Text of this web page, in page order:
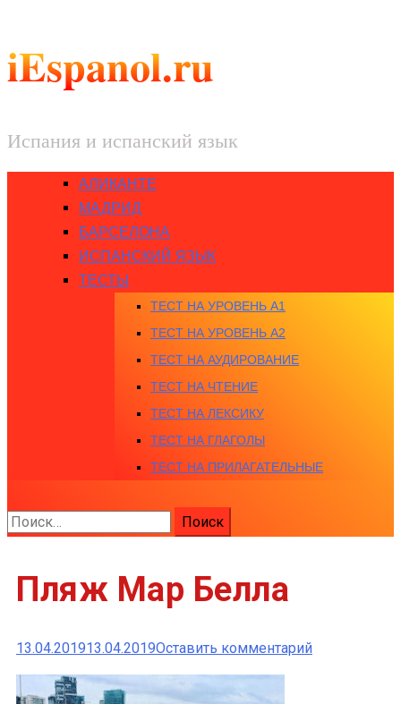
iEspanol.ru
Испания и испанский язык
АЛИКАНТЕ
МАДРИД
БАРСЕЛОНА
ИСПАНСКИЙ ЯЗЫК
ТЕСТЫ
ТЕСТ НА УРОВЕНЬ A1
ТЕСТ НА УРОВЕНЬ A2
ТЕСТ НА АУДИРОВАНИЕ
ТЕСТ НА ЧТЕНИЕ
ТЕСТ НА ЛЕКСИКУ
ТЕСТ НА ГЛАГОЛЫ
ТЕСТ НА ПРИЛАГАТЕЛЬНЫЕ
Найти:
Пляж Мар Белла
13.04.201913.04.2019Оставить комментарийк